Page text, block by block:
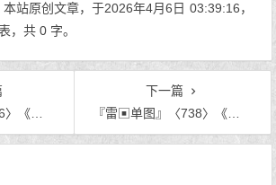
本站原创文章，于2026年4月6日 03:39:16，
，共 0 字。
书笺》
下一篇
『雷▣单图』〈738〉《燕归来》